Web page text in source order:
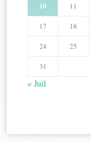
10 11
17 18
24 25
31
« Juil